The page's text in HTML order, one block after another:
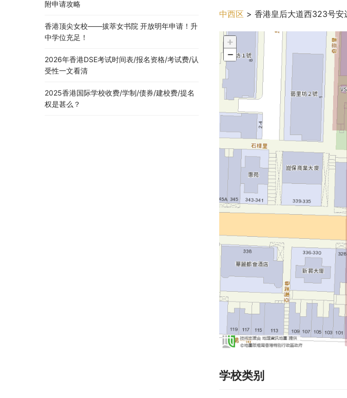
中西区 > 香港皇后大道西323号安
学校类别
附申请攻略
香港顶尖女校——拔萃女书院 开放明年申请！升
中学位充足！
2026年香港DSE考试时间表/报名资格/考试费/认
受性一文看清
2025香港国际学校收费/学制/债券/建校费/提名
权是甚么？